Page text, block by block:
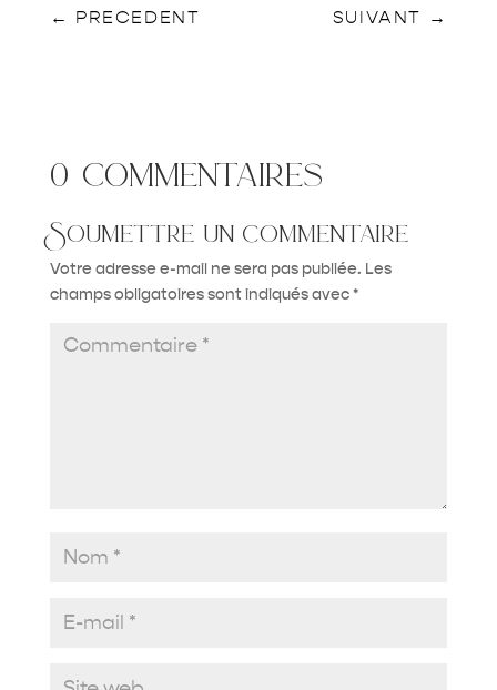
← PRECEDENT SUIVANT →
0 commentaires
Soumettre un commentaire
Votre adresse e-mail ne sera pas publiée. Les
champs obligatoires sont indiqués avec*